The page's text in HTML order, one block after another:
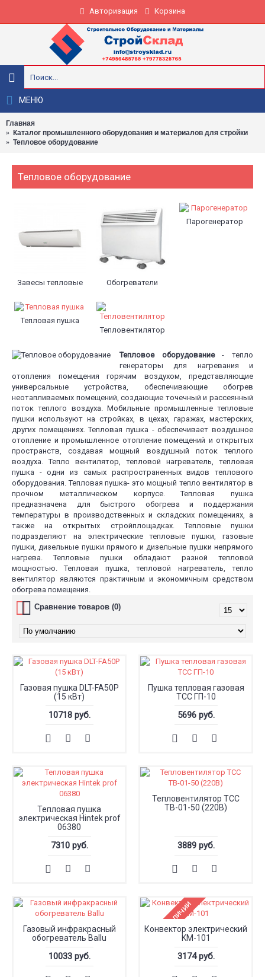
Авторизация Корзина
МЕНЮ
Главная
Каталог промышленного оборудования и материалов для стройки
Тепловое оборудование
Тепловое оборудование
Завесы тепловые Обогреватели
Парогенератор
Тепловая пушка
Тепловентилятор
Тепловое оборудование- тепло
генераторы для нагревания и
отопления помещения горячим воздухом, представляющие
универсальные устройства, обеспечивающие обогрев
неотапливаемых помещений, создающие точечный и рассеянный
поток теплого воздуха. Мобильные промышленные тепловые
пушки используют на стройках, в цехах, гаражах, мастерских,
других помещениях. Тепловая пушка - обеспечивает воздушное
отопление и промышленное отопление помещений и открытых
пространств, создавая мощный воздушный поток теплого
воздуха. Тепло вентилятор, тепловой нагреватель, тепловая
пушка - одни из самых распространенных видов теплового
оборудования. Тепловая пушка- это мощный тепло вентилятор в
прочном металлическом корпусе. Тепловая пушка
предназначена для быстрого обогрева и поддержания
температуры в производственных и складских помещениях, а
также на открытых стройплощадках. Тепловые пушки
подразделяют на электрические тепловые пушки, газовые
пушки, дизельные пушки прямого и дизельные пушки непрямого
нагрева. Тепловые пушки обладают разной тепловой
мощностью. Тепловая пушка, тепловой нагреватель, тепло
вентилятор являются практичным и экономичным средством
обогрева помещения.
Сравнение товаров (0)
Газовая пушка DLT-FA50P
(15 кВт)
10718 руб.
Пушка тепловая газовая
ТСС ГП-10
5696 руб.
Тепловая пушка
электрическая Hintek prof
06380
7310 руб.
Тепловентилятор ТСС
ТВ-01-50 (220В)
3889 руб.
Газовый инфракрасный
обогреватель Ballu
10033 руб.
Нет в наличии
Конвектор электрический
KM-101
3174 руб.